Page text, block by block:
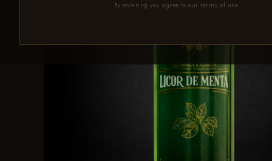
By entering you agree to our terms of use.